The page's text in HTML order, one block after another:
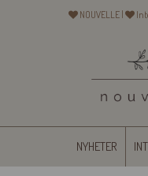
NOUVELLE |
NYHETER